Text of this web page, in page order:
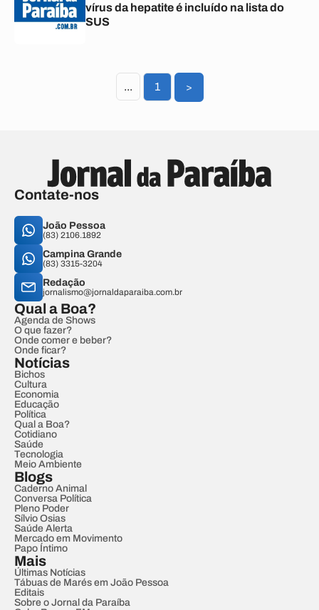
vírus da hepatite é incluído na lista do
SUS
... 1 >
Contate-nos
João Pessoa
(83) 2106.1892
Campina Grande
(83) 3315-3204
Redação
jornalismo@jornaldaparaiba.com.br
Qual a Boa?
Agenda de Shows
O que fazer?
Onde comer e beber?
Onde ficar?
Notícias
Bichos
Cultura
Economia
Educação
Política
Qual a Boa?
Cotidiano
Saúde
Tecnologia
Meio Ambiente
Blogs
Caderno Animal
Conversa Política
Pleno Poder
Sílvio Osias
Saúde Alerta
Mercado em Movimento
Papo Íntimo
Mais
Últimas Notícias
Tábuas de Marés em João Pessoa
Editais
Sobre o Jornal da Paraíba